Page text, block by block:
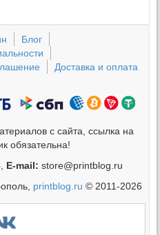
Блог
Доставка и оплата
с сайта, ссылка на
обязательна!
E-mail: store@printblog.ru
printblog.ru © 2011-2026